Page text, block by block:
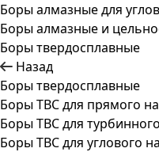
Боры алмазные для
Боры алмазные и
Боры твердосплавные
Назад
Боры твердосплавные
Боры ТВС для прямого
Боры ТВС для
Боры ТВС для углового